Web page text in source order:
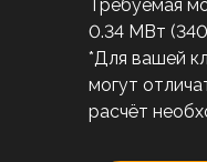
Требуемая
0.34 МВт (340
*Для вашей
могут
расчёт